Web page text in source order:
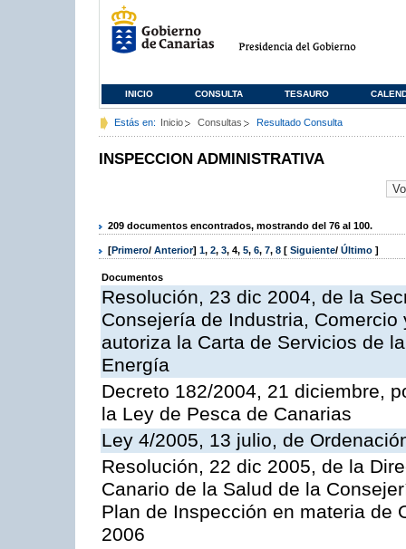
INICIO CONSULTA TESAURO
Estás en: Inicio Consultas Resultado Consulta
INSPECCION ADMINISTRATIVA
209 documentos encontrados, mostrando del 76 al 100.
[Primero/ Anterior] 1, 2, 3, 4, 5, 6, 7, 8 [ Siguiente/ Último ]
Documentos
Resolución, 23 dic 2004, de la
Consejería de Industria,
autoriza la Carta de Servicios de
Energía
Decreto 182/2004, 21 diciembre,
la Ley de Pesca de Canarias
Ley 4/2005, 13 julio, de
Resolución, 22 dic 2005, de la
Canario de la Salud de la
Plan de Inspección en materia de
2006